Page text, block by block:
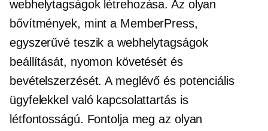
webhelytagságok létrehozása. Az olyan
bővítmények, mint a MemberPress,
egyszerűvé teszik a webhelytagságok
beállítását, nyomon követését és
bevételszerzését. A meglévő és potenciális
ügyfelekkel való kapcsolattartás is
létfontosságú. Fontolja meg az olyan